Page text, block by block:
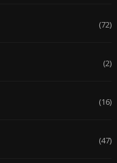
(72)
(2)
(16)
(47)